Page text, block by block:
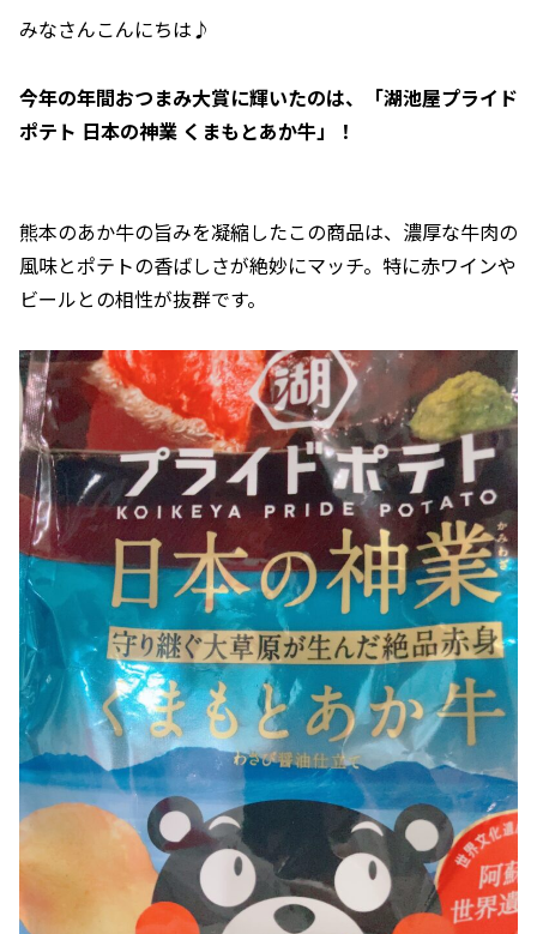
みなさんこんにちは♪
今年の年間おつまみ大賞に輝いたのは、「湖池屋プライド
ポテト 日本の神業 くまもとあか牛」！
熊本のあか牛の旨みを凝縮したこの商品は、濃厚な牛肉の
風味とポテトの香ばしさが絶妙にマッチ。特に赤ワインや
ビールとの相性が抜群です。